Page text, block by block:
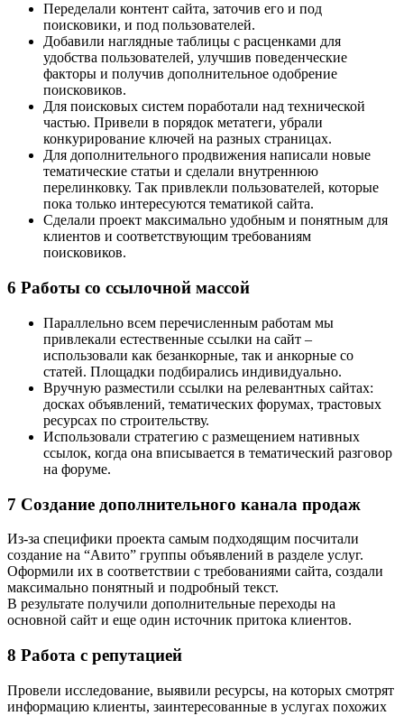
Переделали контент сайта, заточив его и под
поисковики, и под пользователей.
Добавили наглядные таблицы с расценками для
удобства пользователей, улучшив поведенческие
факторы и получив дополнительное одобрение
поисковиков.
Для поисковых систем поработали над технической
частью. Привели в порядок метатеги, убрали
конкурирование ключей на разных страницах.
Для дополнительного продвижения написали новые
тематические статьи и сделали внутреннюю
перелинковку. Так привлекли пользователей, которые
пока только интересуются тематикой сайта.
Сделали проект максимально удобным и понятным для
клиентов и соответствующим требованиям
поисковиков.
6 Работы со ссылочной массой
Параллельно всем перечисленным работам мы
привлекали естественные ссылки на сайт –
использовали как безанкорные, так и анкорные со
статей. Площадки подбирались индивидуально.
Вручную разместили ссылки на релевантных сайтах:
досках объявлений, тематических форумах, трастовых
ресурсах по строительству.
Использовали стратегию с размещением нативных
ссылок, когда она вписывается в тематический разговор
на форуме.
7 Создание дополнительного канала продаж
Из-за специфики проекта самым подходящим посчитали
создание на “Авито” группы объявлений в разделе услуг.
Оформили их в соответствии с требованиями сайта, создали
максимально понятный и подробный текст.
В результате получили дополнительные переходы на
основной сайт и еще один источник притока клиентов.
8 Работа с репутацией
Провели исследование, выявили ресурсы, на которых смотрят
информацию клиенты, заинтересованные в услугах похожих